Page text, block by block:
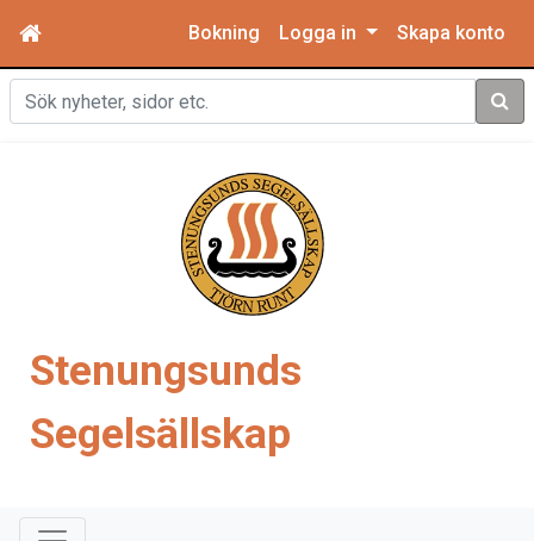
Bokning Logga in Skapa konto
Sök
Stenungsunds
Segelsällskap